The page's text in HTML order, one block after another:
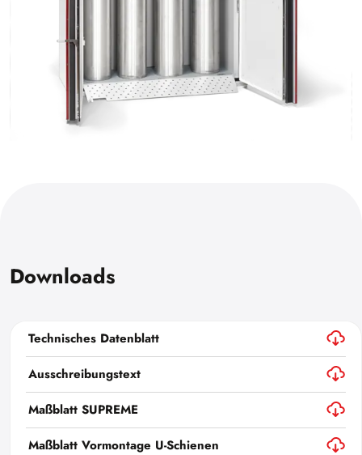
Downloads
Technisches Datenblatt
Ausschreibungstext
Maßblatt SUPREME
Maßblatt Vormontage U-Schienen